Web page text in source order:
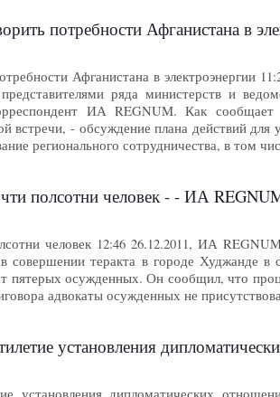
потребности Афганистана в
Афганистана в электроэнергии
ряда министерств и
ИА REGNUM. Как сообщает
встречи, - обсуждение плана действий для
регионального сотрудничества, в том
полсотни человек - - ИА
человек 12:46 26.12.2011, ИА
совершении теракта в городе Худжанде
пятерых осужденных. Он сообщил, что
адвокаты осужденных не
установления
установления дипломатических